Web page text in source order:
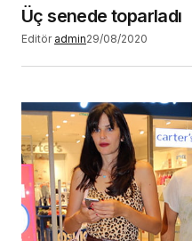
Üç senede toparladı
Editör admin29/08/2020